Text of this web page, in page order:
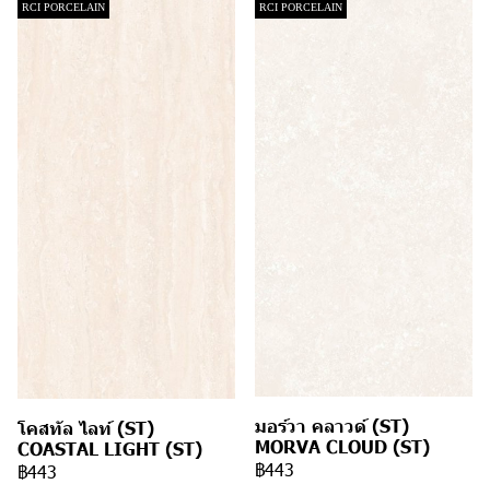
RCI PORCELAIN
โคสทัล ไลท์ (ST)
COASTAL LIGHT (ST)
฿443
RCI PORCELAIN
มอร์วา คลาวด์ (ST)
MORVA CLOUD (ST)
฿443